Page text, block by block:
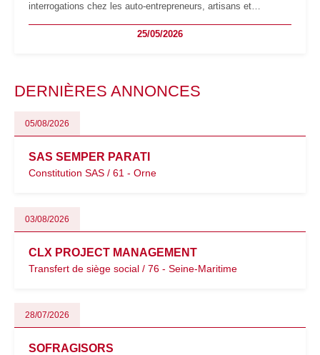
interrogations chez les auto-entrepreneurs, artisans et
facturation ou risque de bascule vers la TVA : les règles
25/05/2026
DERNIÈRES ANNONCES
05/08/2026
SAS SEMPER PARATI
Constitution SAS / 61 - Orne
03/08/2026
CLX PROJECT MANAGEMENT
Transfert de siège social / 76 - Seine-Maritime
28/07/2026
SOFRAGISORS